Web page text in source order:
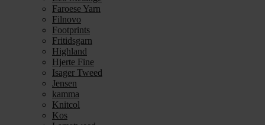
Faroese Yarn
Filnovo
Footprints
Fritidsgarn
Highland
Hjerte Fine
Isager Tweed
Jensen
kamma
Knitcol
Kos